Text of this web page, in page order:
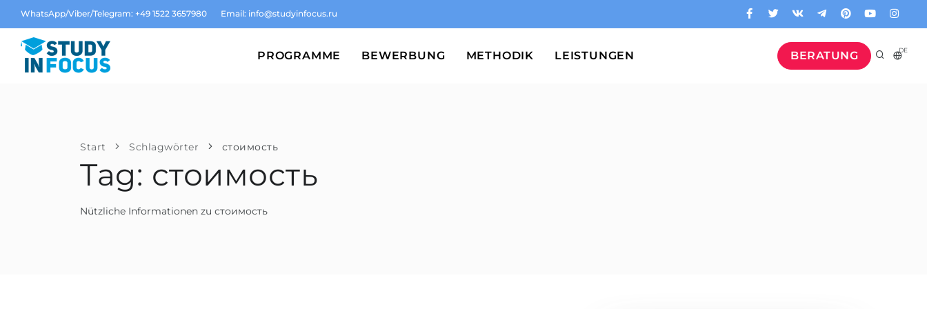
WhatsApp/Viber/Telegram: +49 1522 3657980 Email: info@studyinfocus.ru
BERATUNG DE
PROGRAMME BEWERBUNG METHODIK LEISTUNGEN
Start Schlagwörter стоимость
Tag: стоимость
Nützliche Informationen zu стоимость